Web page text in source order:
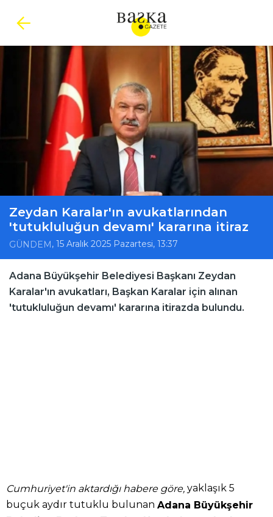
Zeydan Karalar'ın avukatlarından
'tutukluluğun devamı' kararına itiraz
GÜNDEM, 15 Aralık 2025 Pazartesi, 13:37
Adana Büyükşehir Belediyesi Başkanı Zeydan
Karalar'ın avukatları, Başkan Karalar için alınan
'tutukluluğun devamı' kararına itirazda bulundu.
Cumhuriyet'in aktardığı habere göre, yaklaşık 5
buçuk aydır tutuklu bulunan Adana Büyükşehir